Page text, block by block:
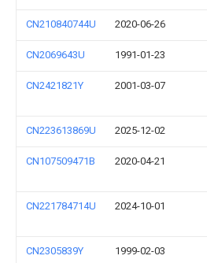
CN210840744U 2020-06-26
CN2069643U 1991-01-23
CN2421821Y 2001-03-07
CN223613869U 2025-12-02
CN107509471B 2020-04-21
CN221784714U 2024-10-01
CN2305839Y 1999-02-03